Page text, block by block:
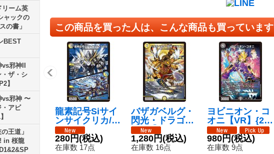
リーム英
ャックの
の書」
BEST
邪神II
・ザ・シ
】
vs邪神 〜
・アビ
王道」
in 桜龍
この商品を買った人は、こんな商品も買っています
龍素記号Siサイ
ンサイクリカ/ザ
ーディアン・サ
イン【VR】{26
EX1N9/N25}
280円(税込)
在庫数 17点
バザガベルグ・
閃光・ドラゴン
【SR】{26EX1
N1/N25}《光》
1,280円(税込)
在庫数 16点
ヨビニオン・コ
オニ【VR】{26
EX1N7/N25}
《闇》
980円(税込)
在庫数 9点